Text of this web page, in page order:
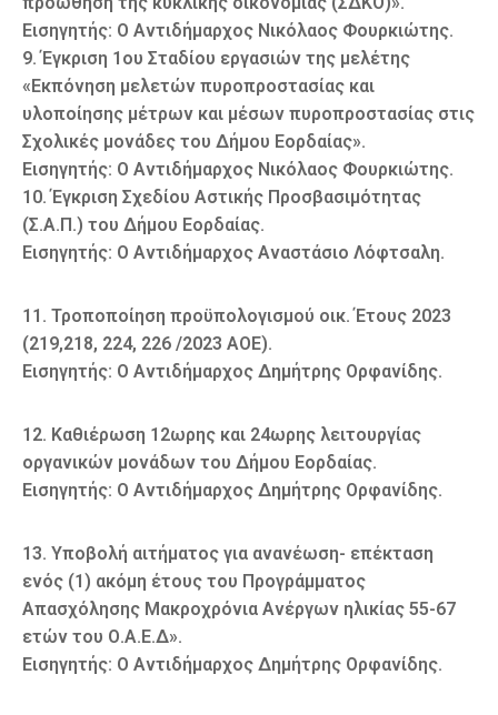
Εισηγητής: Ο Αντιδήμαρχος Νικόλαος Φουρκιώτης.
9. Έγκριση 1ου Σταδίου εργασιών της μελέτης
«Εκπόνηση μελετών πυροπροστασίας και
υλοποίησης μέτρων και μέσων πυροπροστασίας στις
Σχολικές μονάδες του Δήμου Εορδαίας».
Εισηγητής: Ο Αντιδήμαρχος Νικόλαος Φουρκιώτης.
10. Έγκριση Σχεδίου Αστικής Προσβασιμότητας
(Σ.Α.Π.) του Δήμου Εορδαίας.
Εισηγητής: Ο Αντιδήμαρχος Αναστάσιο Λόφτσαλη.
11. Τροποποίηση προϋπολογισμού οικ. Έτους 2023
(219,218, 224, 226 /2023 ΑΟΕ).
Εισηγητής: Ο Αντιδήμαρχος Δημήτρης Ορφανίδης.
12. Καθιέρωση 12ωρης και 24ωρης λειτουργίας
οργανικών μονάδων του Δήμου Εορδαίας.
Εισηγητής: Ο Αντιδήμαρχος Δημήτρης Ορφανίδης.
13. Υποβολή αιτήματος για ανανέωση- επέκταση
ενός (1) ακόμη έτους του Προγράμματος
Απασχόλησης Μακροχρόνια Ανέργων ηλικίας 55-67
ετών του Ο.Α.Ε.Δ».
Εισηγητής: Ο Αντιδήμαρχος Δημήτρης Ορφανίδης.